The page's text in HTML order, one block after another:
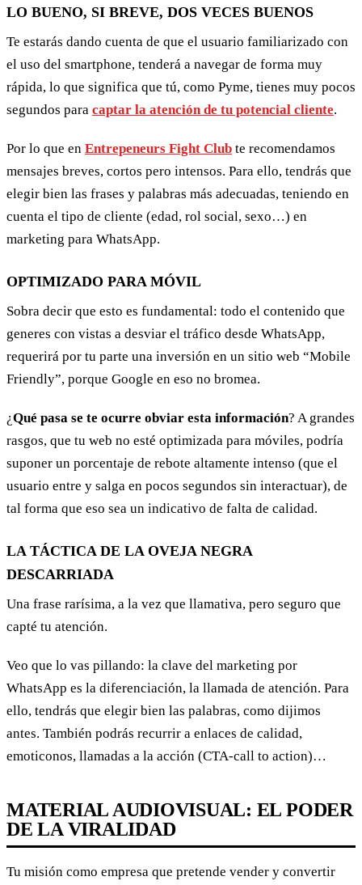
LO BUENO, SI BREVE, DOS VECES BUENOS
Te estarás dando cuenta de que el usuario familiarizado con
el uso del smartphone, tenderá a navegar de forma muy
rápida, lo que significa que tú, como Pyme, tienes muy pocos
segundos para captar la atención de tu potencial cliente.
Por lo que en Entrepeneurs Fight Club te recomendamos
mensajes breves, cortos pero intensos. Para ello, tendrás que
elegir bien las frases y palabras más adecuadas, teniendo en
cuenta el tipo de cliente (edad, rol social, sexo…) en
marketing para WhatsApp.
OPTIMIZADO PARA MÓVIL
Sobra decir que esto es fundamental: todo el contenido que
generes con vistas a desviar el tráfico desde WhatsApp,
requerirá por tu parte una inversión en un sitio web “Mobile
Friendly”, porque Google en eso no bromea.
¿Qué pasa se te ocurre obviar esta información? A grandes
rasgos, que tu web no esté optimizada para móviles, podría
suponer un porcentaje de rebote altamente intenso (que el
usuario entre y salga en pocos segundos sin interactuar), de
tal forma que eso sea un indicativo de falta de calidad.
LA TÁCTICA DE LA OVEJA NEGRA
DESCARRIADA
Una frase rarísima, a la vez que llamativa, pero seguro que
capté tu atención.
Veo que lo vas pillando: la clave del marketing por
WhatsApp es la diferenciación, la llamada de atención. Para
ello, tendrás que elegir bien las palabras, como dijimos
antes. También podrás recurrir a enlaces de calidad,
emoticonos, llamadas a la acción (CTA-call to action)…
MATERIAL AUDIOVISUAL: EL PODER
DE LA VIRALIDAD
Tu misión como empresa que pretende vender y convertir